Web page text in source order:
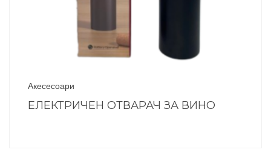
Акесесоари
ЕЛЕКТРИЧЕН ОТВАРАЧ ЗА ВИНО